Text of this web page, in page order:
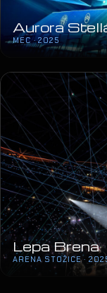
Aurora
MEC · 2025
Lepa Brena
ARENA STOŽICE ·